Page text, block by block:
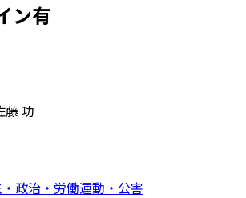
ン有
藤 功
政治・労働運動・公害